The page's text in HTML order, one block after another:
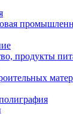
продукты